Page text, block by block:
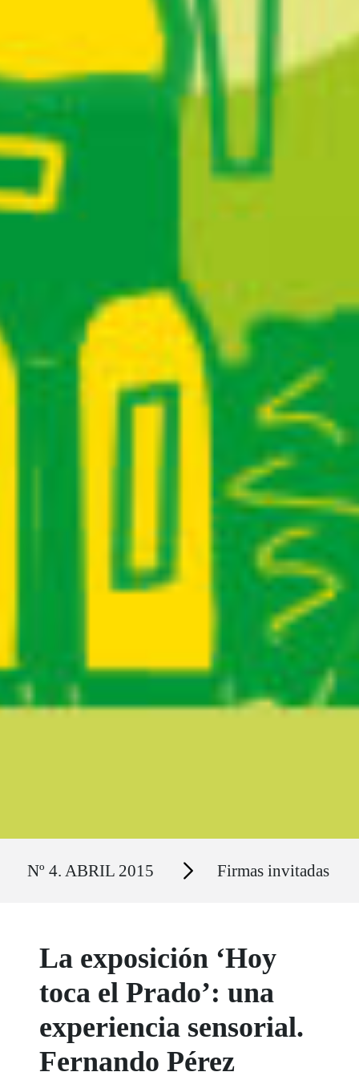
Nº 4. ABRIL 2015 Secciones Firmas invitadas
La exposición ‘Hoy
toca el Prado’: una
experiencia sensorial.
Fernando Pérez